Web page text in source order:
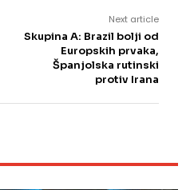
Next article
Skupina A: Brazil bolji od
Europskih prvaka,
Španjolska rutinski
protiv Irana